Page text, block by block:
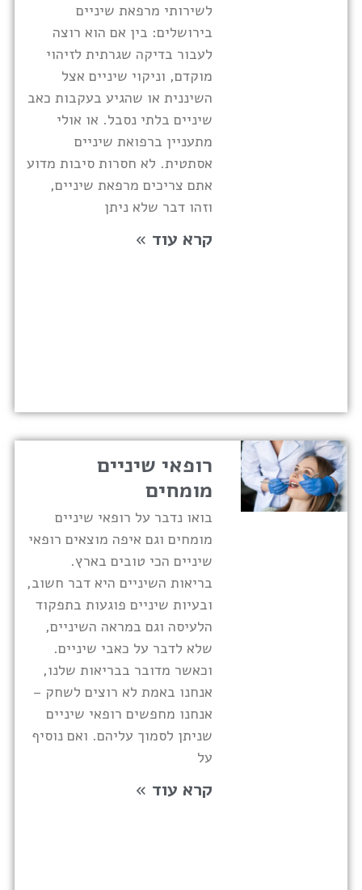
לשירותי מרפאת שיניים
בירושלים: בין אם הוא רוצה
לעבור בדיקה שגרתית לזיהוי
מוקדם, וניקוי שיניים אצל
השיננית או שהגיע בעקבות כאב
שיניים בלתי נסבל. או אולי
מתעניין ברפואת שיניים
אסתטית. לא חסרות סיבות מדוע
אתם צריכים מרפאת שיניים,
וזהו דבר שלא ניתן
קרא עוד »
רופאי שיניים
מומחים
בואו נדבר על רופאי שיניים
מומחים וגם איפה מוצאים רופאי
שיניים הכי טובים בארץ.
בריאות השיניים היא דבר חשוב,
ובעיות שיניים פוגעות בתפקוד
הלעיסה וגם במראה השיניים,
שלא לדבר על כאבי שיניים.
וכאשר מדובר בבריאות שלנו,
אנחנו באמת לא רוצים לשחק –
אנחנו מחפשים רופאי שיניים
שניתן לסמוך עליהם. ואם נוסיף
על
קרא עוד »